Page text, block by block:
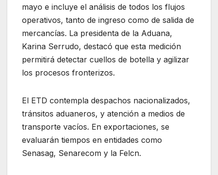
mayo e incluye el análisis de todos los flujos
operativos, tanto de ingreso como de salida de
mercancías. La presidenta de la Aduana,
Karina Serrudo, destacó que esta medición
permitirá detectar cuellos de botella y agilizar
los procesos fronterizos.
El ETD contempla despachos nacionalizados,
tránsitos aduaneros, y atención a medios de
transporte vacíos. En exportaciones, se
evaluarán tiempos en entidades como
Senasag, Senarecom y la Felcn.